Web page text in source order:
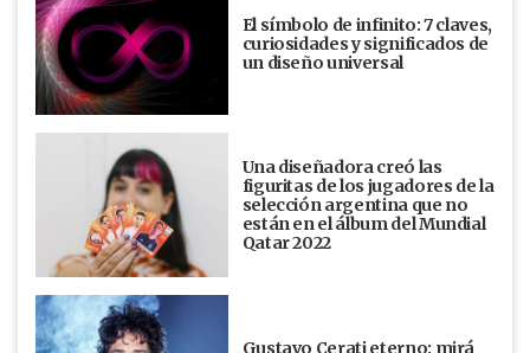
El símbolo de infinito: 7 claves,
curiosidades y significados de
un diseño universal
Una diseñadora creó las
figuritas de los jugadores de la
selección argentina que no
están en el álbum del Mundial
Qatar 2022
Gustavo Cerati eterno: mirá